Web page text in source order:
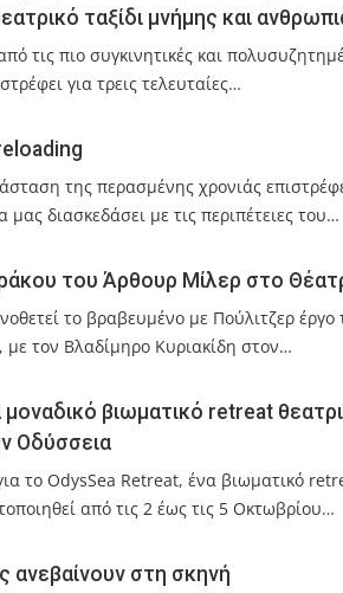
ταξίδι μνήμης και
τις πιο συγκινητικές και
για τρεις τελευταίες…
της περασμένης χρονιάς
διασκεδάσει με τις περιπέτειες του…
του Άρθουρ Μίλερ στο
το βραβευμένο με Πούλιτζερ
τον Βλαδίμηρο Κυριακίδη στον…
βιωματικό retreat
Οδύσσεια
το OdysSea Retreat, ένα βιωματικό
από τις 2 έως τις 5 Οκτωβρίου…
ανεβαίνουν στη σκηνή